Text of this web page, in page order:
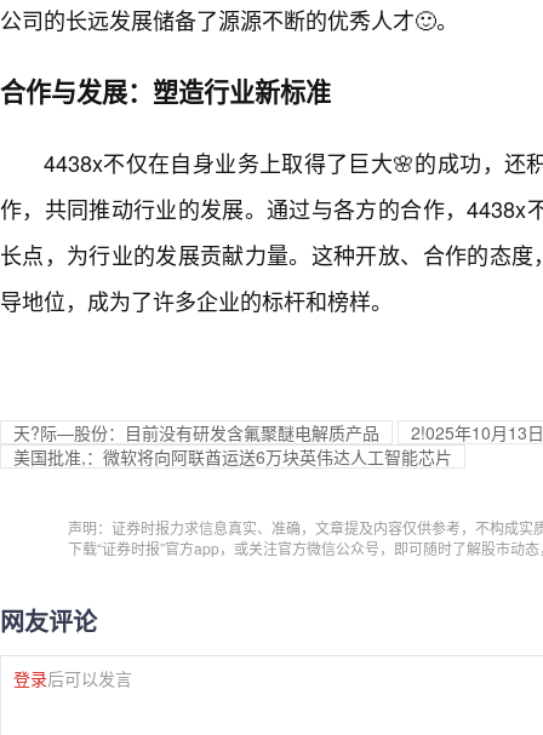
公司的长远发展储备了源源不断的优秀人才🙂。
合作与发展：塑造行业新标准
4438x不仅在自身业务上取得了巨大🌸的成功，还
作，共同推动行业的发展。通过与各方的合作，4438x
长点，为行业的发展贡献力量。这种开放、合作的态
导地位，成为了许多企业的标杆和榜样。
天?际—股份：目前没有研发含氟聚醚电解质产品
2!025年10月13
美国批准,：微软将向阿联酋运送6万块英伟达人工智能芯片
声明：证券时报力求信息真实、准确，文章提及内容仅供参考，不构成实
下载“证券时报”官方app，或关注官方微信公众号，即可随时了解股市动
网友评论
登录后可以发言